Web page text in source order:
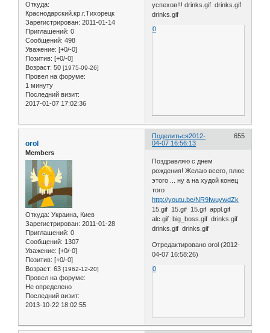
Откуда:
Краснодарский.кр.г.Тихорецк
Зарегистрирован: 2011-01-14
Приглашений: 0
Сообщений: 498
Уважение: [+0/-0]
Позитив: [+0/-0]
Возраст: 50 [1975-09-26]
Провел на форуме:
1 минуту
Последний визит:
2017-01-07 17:02:36
успехов!!! drinks.gif drinks.gif
drinks.gif
0
Поделиться 655
2012-
04-07 16:56:13
orol
Members
Откуда: Украина, Киев
Зарегистрирован: 2011-01-28
Приглашений: 0
Сообщений: 1307
Уважение: [+0/-0]
Позитив: [+0/-0]
Возраст: 63 [1962-12-20]
Провел на форуме:
Не определено
Последний визит:
2013-10-22 18:02:55
Поздравляю с днем
рождения! Желаю всего, плюс
этого ... ну а на худой конец
того
http://youtu.be/NR9IwuywdZk
15.gif 15.gif 15.gif appl.gif
alc.gif big_boss.gif drinks.gif
drinks.gif drinks.gif
Отредактировано orol (2012-
04-07 16:58:26)
0